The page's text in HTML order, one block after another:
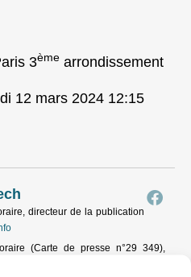
3ème arrondissement
12 mars 2024 12:15
directeur de la publication
(Carte de presse n°29 349),